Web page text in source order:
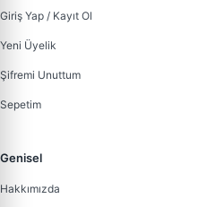
Giriş Yap / Kayıt Ol
Yeni Üyelik
Şifremi Unuttum
Sepetim
Genisel
Hakkımızda